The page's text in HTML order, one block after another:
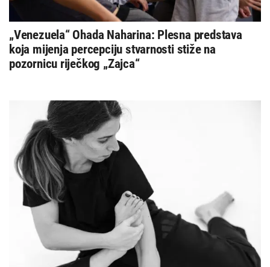
„Venezuela“ Ohada Naharina: Plesna predstava
koja mijenja percepciju stvarnosti stiže na
pozornicu riječkog „Zajca“